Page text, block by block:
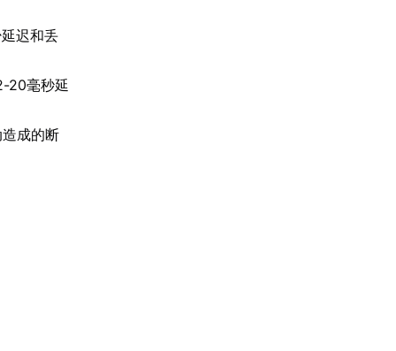
迟和丢
20毫秒延
成的断